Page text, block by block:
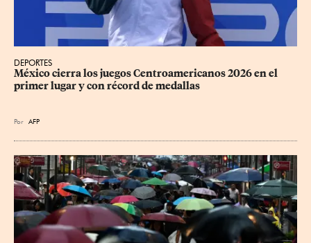
DEPORTES
México cierra los juegos Centroamericanos 2026 en el
primer lugar y con récord de medallas
Por AFP